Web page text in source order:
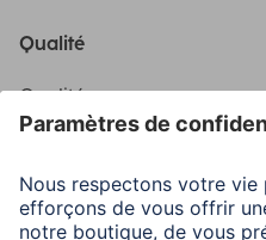
Qualité
Qualité
Connexions